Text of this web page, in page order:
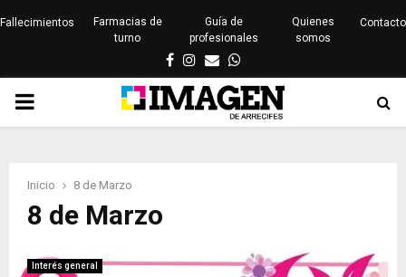
Fallecimientos
Farmacias de
turno
Guía de
profesionales
Quienes
somos
Contacto
Facebook
Instagram
EmailWhatsapp
PRIMARY
Inicio 8 de Marzo
8 de Marzo
Interés general